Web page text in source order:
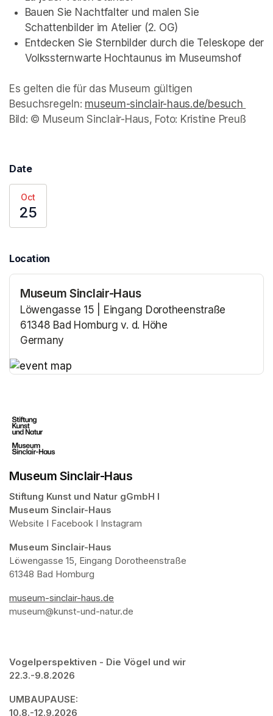
Bauen Sie Nachtfalter und malen Sie
Schattenbilder im Atelier (2. OG)
Entdecken Sie Sternbilder durch die Teleskope der
Volkssternwarte Hochtaunus im Museumshof
Es gelten die für das Museum gültigen
Besuchsregeln: museum-sinclair-haus.de/besuch
Bild: © Museum Sinclair-Haus, Foto: Kristine Preuß
Date
Oct
25
Location
Museum Sinclair-Haus
Löwengasse 15 | Eingang Dorotheenstraße
61348 Bad Homburg v. d. Höhe
Germany
Museum Sinclair-Haus
Stiftung Kunst und Natur gGmbH I
Museum Sinclair-Haus
Website I Facebook I Instagram
Museum Sinclair-Haus
Löwengasse 15, Eingang Dorotheenstraße
61348 Bad Homburg
museum-sinclair-haus.de
museum@kunst-und-natur.de
Vogelperspektiven - Die Vögel und wir
22.3.-9.8.2026
UMBAUPAUSE:
10.8.-12.9.2026